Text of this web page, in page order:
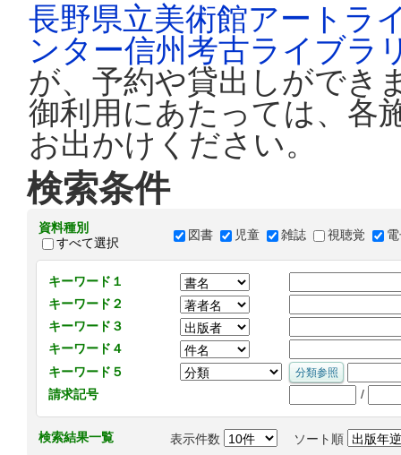
長野県立美術館アートラ
ンター信州考古ライブラ
が、予約や貸出しができ
御利用にあたっては、各
お出かけください。
検索条件
資料種別
すべて選択
図書 児童 雑誌 視聴覚
キーワード１
キーワード２
キーワード３
キーワード４
キーワード５
請求記号
/
検索結果一覧 表示件数 ソート順